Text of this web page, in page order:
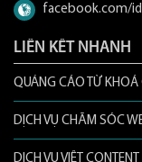
facebook.com/
LIÊN KẾT NHANH
QUẢNG CÁO TỪ KHOÁ
DỊCH VỤ CHĂM SÓC
DỊCH VỤ VIẾT